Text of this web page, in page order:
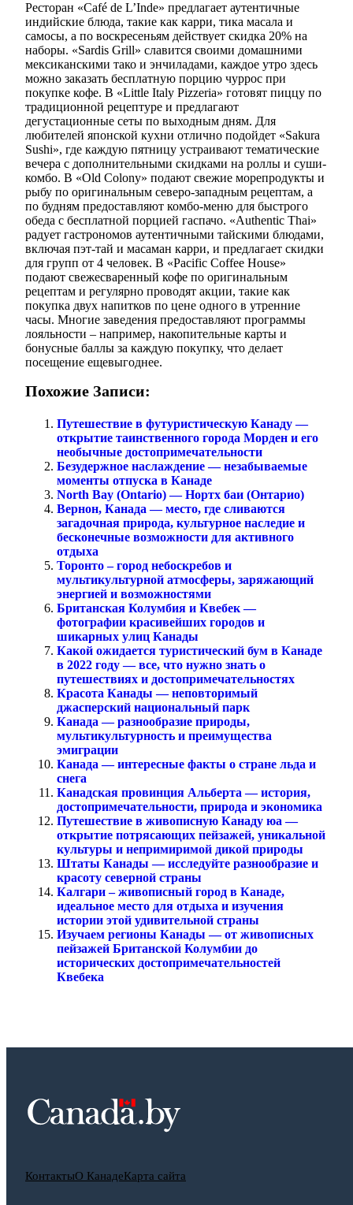
Ресторан «Café de L’Inde» предлагает аутентичные
индийские блюда, такие как карри, тика масала и
самосы, а по воскресеньям действует скидка 20% на
наборы. «Sardis Grill» славится своими домашними
мексиканскими тако и энчиладами, каждое утро здесь
можно заказать бесплатную порцию чуррос при
покупке кофе. В «Little Italy Pizzeria» готовят пиццу по
традиционной рецептуре и предлагают
дегустационные сеты по выходным дням. Для
любителей японской кухни отлично подойдет «Sakura
Sushi», где каждую пятницу устраивают тематические
вечера с дополнительными скидками на роллы и суши-
комбо. В «Old Colony» подают свежие морепродукты и
рыбу по оригинальным северо-западным рецептам, а
по будням предоставляют комбо-меню для быстрого
обеда с бесплатной порцией гаспачо. «Authentic Thai»
радует гастрономов аутентичными тайскими блюдами,
включая пэт-тай и масаман карри, и предлагает скидки
для групп от 4 человек. В «Pacific Coffee House»
подают свежесваренный кофе по оригинальным
рецептам и регулярно проводят акции, такие как
покупка двух напитков по цене одного в утренние
часы. Многие заведения предоставляют программы
лояльности – например, накопительные карты и
бонусные баллы за каждую покупку, что делает
посещение ещевыгоднее.
Похожие Записи:
Путешествие в футуристическую Канаду —
открытие таинственного города Морден и его
необычные достопримечательности
Безудержное наслаждение — незабываемые
моменты отпуска в Канаде
North Bay (Ontario) — Нортх баи (Онтарио)
Вернон, Канада — место, где сливаются
загадочная природа, культурное наследие и
бесконечные возможности для активного
отдыха
Торонто – город небоскребов и
мультикультурной атмосферы, заряжающий
энергией и возможностями
Британская Колумбия и Квебек —
фотографии красивейших городов и
шикарных улиц Канады
Какой ожидается туристический бум в Канаде
в 2022 году — все, что нужно знать о
путешествиях и достопримечательностях
Красота Канады — неповторимый
джасперский национальный парк
Канада — разнообразие природы,
мультикультурность и преимущества
эмиграции
Канада — интересные факты о стране льда и
снега
Канадская провинция Альберта — история,
достопримечательности, природа и экономика
Путешествие в живописную Канаду юа —
открытие потрясающих пейзажей, уникальной
культуры и непримиримой дикой природы
Штаты Канады — исследуйте разнообразие и
красоту северной страны
Калгари – живописный город в Канаде,
идеальное место для отдыха и изучения
истории этой удивительной страны
Изучаем регионы Канады — от живописных
пейзажей Британской Колумбии до
исторических достопримечательностей
Квебека
КонтактыО КанадеКарта сайта